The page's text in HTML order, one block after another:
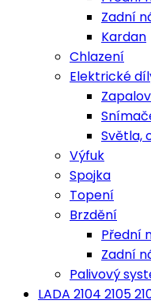
Zadní
Kardan
Chlazení
Elektrické
Světla,
Výfuk
Spojka
Topení
Brzdění
Přední
Zadní
Palivový
LADA 2104 2105